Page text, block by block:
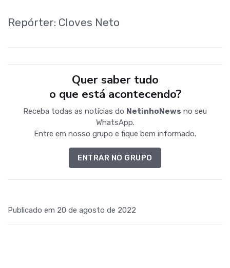
Repórter: Cloves Neto
Quer saber tudo
o que está acontecendo?
Receba todas as notícias do NetinhoNews no seu
WhatsApp.
Entre em nosso grupo e fique bem informado.
ENTRAR NO GRUPO
Publicado em 20 de agosto de 2022